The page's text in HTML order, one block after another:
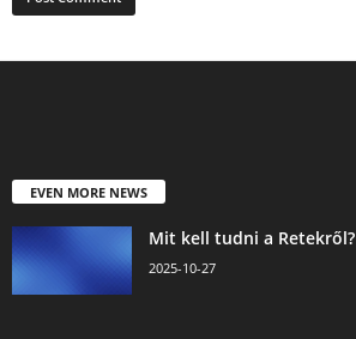
EVEN MORE NEWS
Mit kell tudni a Retekről?
2025-10-27